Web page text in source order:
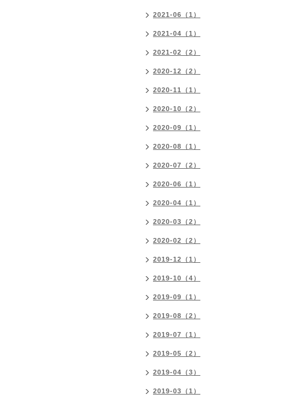
2021-06（1）
2021-04（1）
2021-02（2）
2020-12（2）
2020-11（1）
2020-10（2）
2020-09（1）
2020-08（1）
2020-07（2）
2020-06（1）
2020-04（1）
2020-03（2）
2020-02（2）
2019-12（1）
2019-10（4）
2019-09（1）
2019-08（2）
2019-07（1）
2019-05（2）
2019-04（3）
2019-03（1）